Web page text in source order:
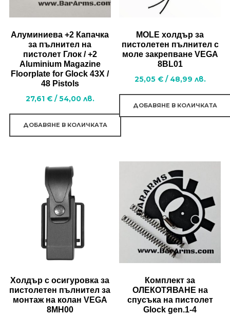
product
page
Алуминиева +2 Капачка
за пълнител на
пистолет Глок / +2
Aluminium Magazine
Floorplate for Glock 43X /
48 Pistols
27,61 € /54,00 лв.
ДОБАВЯНЕ В КОЛИЧКАТА
MOLE холдър за
пистолетен пълнител с
моле закрепване VEGA
8BL01
25,05 € / 48,99 лв.
ДОБАВЯНЕ В КОЛИЧКАТА
Холдър с осигуровка за
пистолетен пълнител за
монтаж на колан VEGA
8MH00
Комплект за
ОЛЕКОТЯВАНЕ на
спусъка на пистолет
Glock gen.1-4